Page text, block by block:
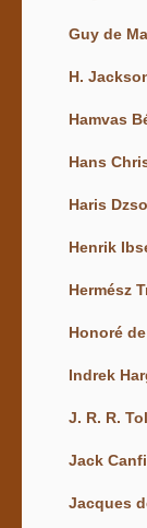
Guy de
H.
Hamvas
Hans
Haris
Henrik
Hermész
Honoré
Indrek
J. R. R.
Jack
Jacques